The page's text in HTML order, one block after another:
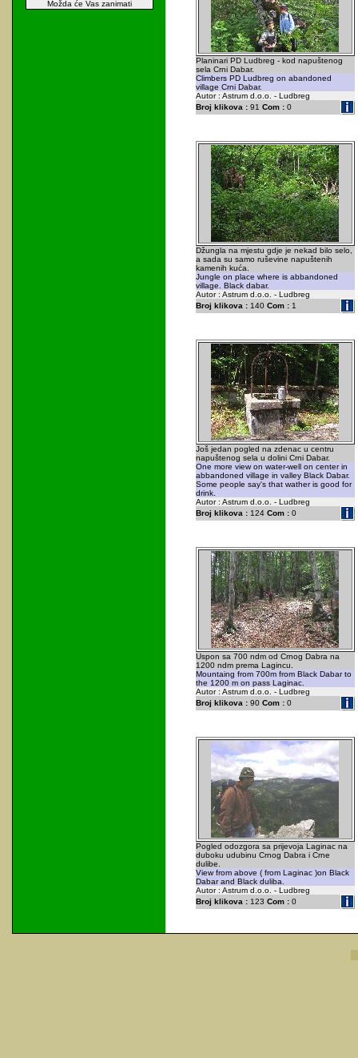
Možda će Vas zanimati
Planinari PD Ludbreg - kod napuštenog
sela Crni Dabar.
Climbers PD Ludbreg on abandoned
village Crni Dabar.
Autor : Astrum d.o.o. - Ludbreg
Broj klikova :91 Com :0
Džungla na mjestu gdje je nekad bilo selo,
a sada su samo ruševine napuštenih
kamenih kuća.
Jungle on place where is abbandoned
village. Black dabar.
Autor : Astrum d.o.o. - Ludbreg
Broj klikova :140 Com :1
Još jedan pogled na zdenac u centru
napuštenog sela u dolini Crni Dabar.
One more view on water-well on center in
abbandoned village in valley Black Dabar.
Some people say's that wather is good for
drink.
Autor : Astrum d.o.o. - Ludbreg
Broj klikova :124 Com :0
Uspon sa 700 ndm od Crnog Dabra na
1200 ndm prema Lagincu.
Mountaing from 700m from Black Dabar to
the 1200 m on pass Laginac.
Autor : Astrum d.o.o. - Ludbreg
Broj klikova :90 Com :0
Pogled odozgora sa prijevoja Laginac na
duboku udubinu Crnog Dabra i Crne
dulibe.
View from above ( from Laginac )on Black
Dabar and Black duliba.
Autor : Astrum d.o.o. - Ludbreg
Broj klikova :123 Com :0